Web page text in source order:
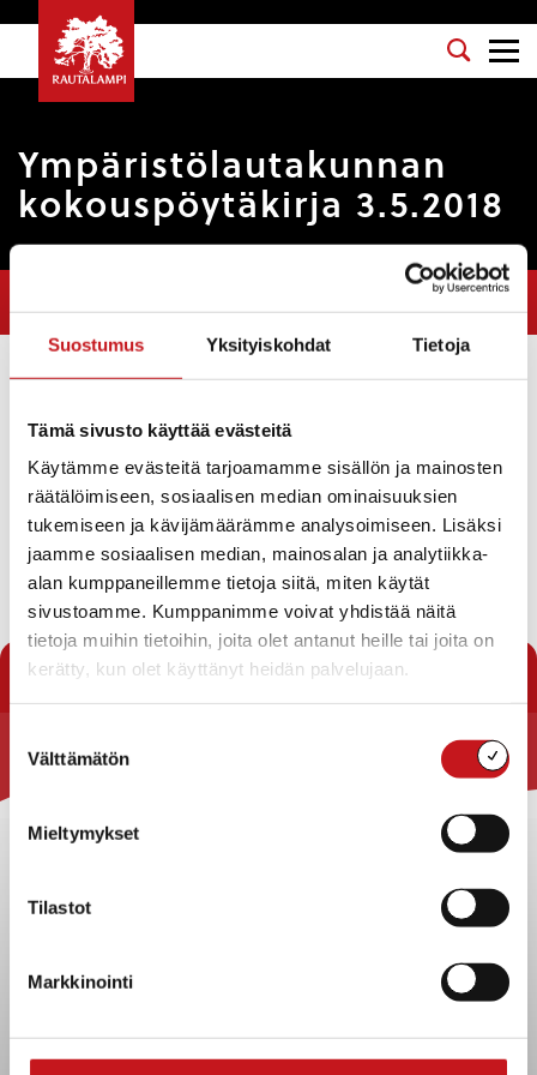
Suostumus Yksityiskohdat Tietoja
Tämä sivusto käyttää evästeitä
Käytämme evästeitä tarjoamamme sisällön ja mainosten
räätälöimiseen, sosiaalisen median ominaisuuksien
tukemiseen ja kävijämäärämme analysoimiseen. Lisäksi
jaamme sosiaalisen median, mainosalan ja analytiikka-
alan kumppaneillemme tietoja siitä, miten käytät
sivustoamme. Kumppanimme voivat yhdistää näitä
tietoja muihin tietoihin, joita olet antanut heille tai joita on
kerätty, kun olet käyttänyt heidän palvelujaan.
valinta
Välttämätön
Mieltymykset
Tilastot
Markkinointi
Ympäristölautakunnan
kokouspöytäkirja 3.5.2018
kokouspöytäkirja 3.5.2018
Osasto: Ympäristölautakunta
Kokouspäivä: 3.5.2018
Esityslista:
Päätöksen antaminen poikkeamishakemuksesta,
joka koskee Vaaja-salmen kylässä sijaitsevaa
Karila- tilaa RN:o 2:125
Lataa pöytäkirja
« Pöytäkirjat
Strategiat, ohjelmat, ohjeet, suunnitelmat, säännöt ja
sopimukset
Evästeet
Tietosuoja